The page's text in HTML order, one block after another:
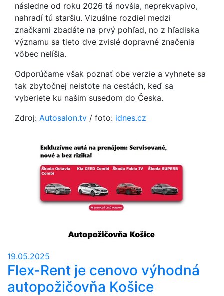
následne od roku 2026 tá novšia, neprekvapivo,
nahradí tú staršiu. Vizuálne rozdiel medzi
značkami zbadáte na prvý pohľad, no z hľadiska
významu sa tieto dve zvislé dopravné značenia
vôbec nelíšia.
Odporúčame však poznať obe verzie a vyhnete sa
tak zbytočnej neistote na cestách, keď sa
vyberiete ku našim susedom do Česka.
Zdroj: Autosalon.tv / foto: idnes.cz
19.05.2025
Flex-Rent je cenovo výhodná
autopožičovňa Košice